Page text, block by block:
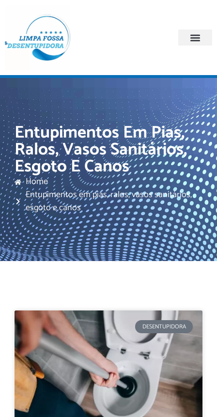
Entupimentos Em Pias,
Ralos, Vasos Sanitários,
Esgoto E Canos
Home
Entupimentos em pias, ralos, vasos sanitários,
esgoto e canos
DESENTUPIDORA